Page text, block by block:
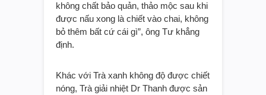
không chất bảo quản, thảo mộc sau khi
được nấu xong là chiết vào chai, không
bỏ thêm bất cứ cái gì”, ông Tư khẳng
định.
Khác với Trà xanh không độ được chiết
nóng, Trà giải nhiệt Dr Thanh được sản